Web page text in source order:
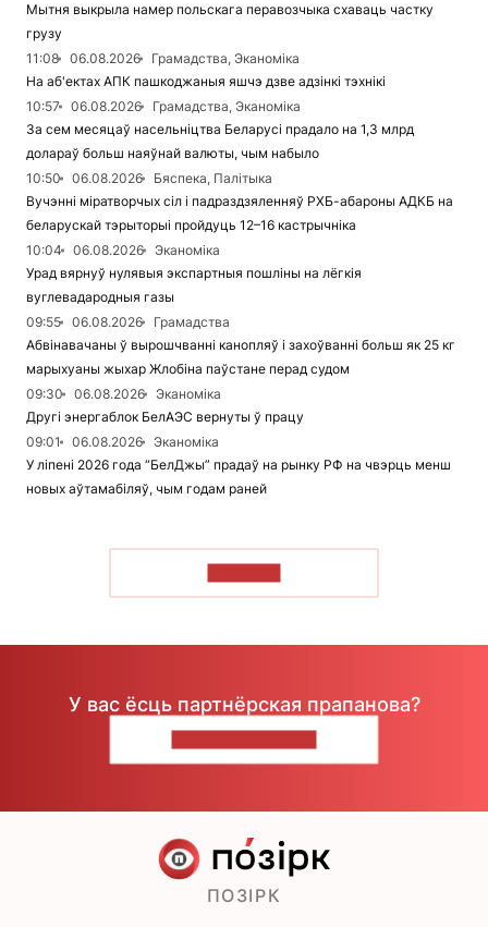
Мытня выкрыла намер польскага перавозчыка схаваць частку
грузу
11:08
06.08.2026
Грамадства, Эканоміка
На аб'ектах АПК пашкоджаныя яшчэ дзве адзінкі тэхнікі
10:57
06.08.2026
Грамадства, Эканоміка
За сем месяцаў насельніцтва Беларусі прадало на 1,3 млрд
долараў больш наяўнай валюты, чым набыло
10:50
06.08.2026
Бяспека, Палітыка
Вучэнні міратворчых сіл і падраздзяленняў РХБ-абароны АДКБ на
беларускай тэрыторыі пройдуць 12–16 кастрычніка
10:04
06.08.2026
Эканоміка
Урад вярнуў нулявыя экспартныя пошліны на лёгкія
вуглевадародныя газы
09:55
06.08.2026
Грамадства
Абвінавачаны ў вырошчванні канопляў і захоўванні больш як 25 кг
марыхуаны жыхар Жлобіна паўстане перад судом
09:30
06.08.2026
Эканоміка
Другі энергаблок БелАЭС вернуты ў працу
09:01
06.08.2026
Эканоміка
У ліпені 2026 года “БелДжы” прадаў на рынку РФ на чвэрць менш
новых аўтамабіляў, чым годам раней
У вас ёсць партнёрская прапанова?
ПОЗІРК